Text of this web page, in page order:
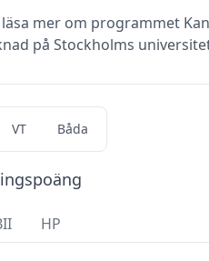
mer om programmet
på Stockholms
VT Båda
HP